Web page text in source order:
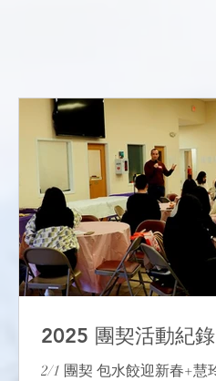
2025 團契活動紀錄
2/1 團契 包水餃迎新春+慧玲姊信仰分享